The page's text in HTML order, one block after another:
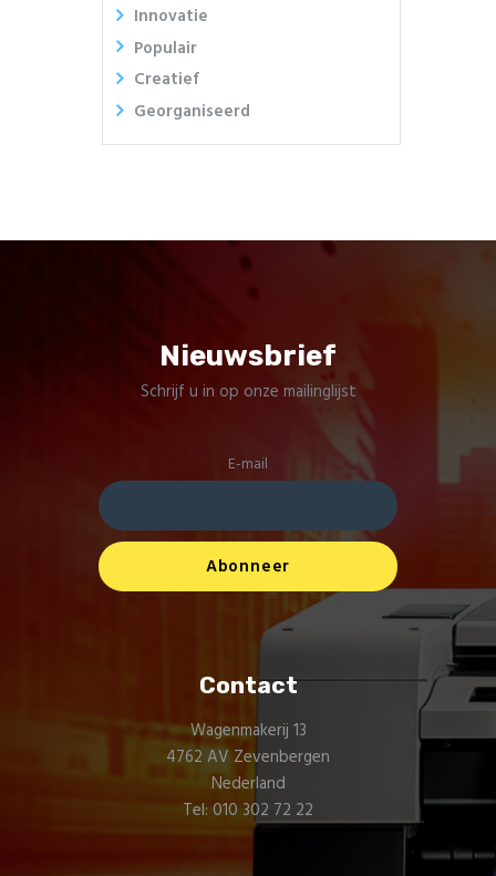
Innovatie
Populair
Creatief
Georganiseerd
Nieuwsbrief
Schrijf u in op onze mailinglijst
E-mail
Contact
Wagenmakerij 13
4762 AV Zevenbergen
Nederland
Tel: 010 302 72 22